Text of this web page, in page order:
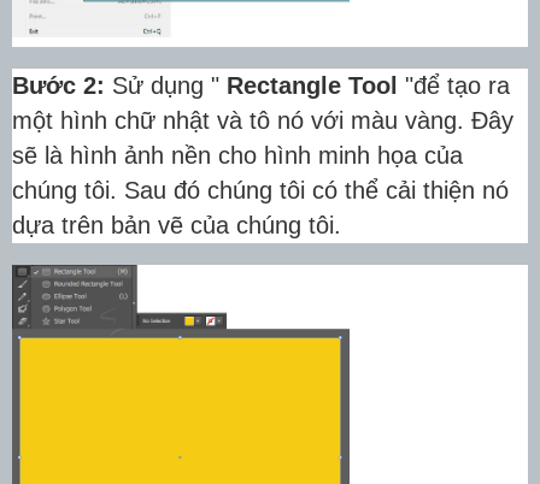
Bước 2: Sử dụng " Rectangle Tool "để tạo ra
một hình chữ nhật và tô nó với màu vàng. Đây
sẽ là hình ảnh nền cho hình minh họa của
chúng tôi. Sau đó chúng tôi có thể cải thiện nó
dựa trên bản vẽ của chúng tôi.